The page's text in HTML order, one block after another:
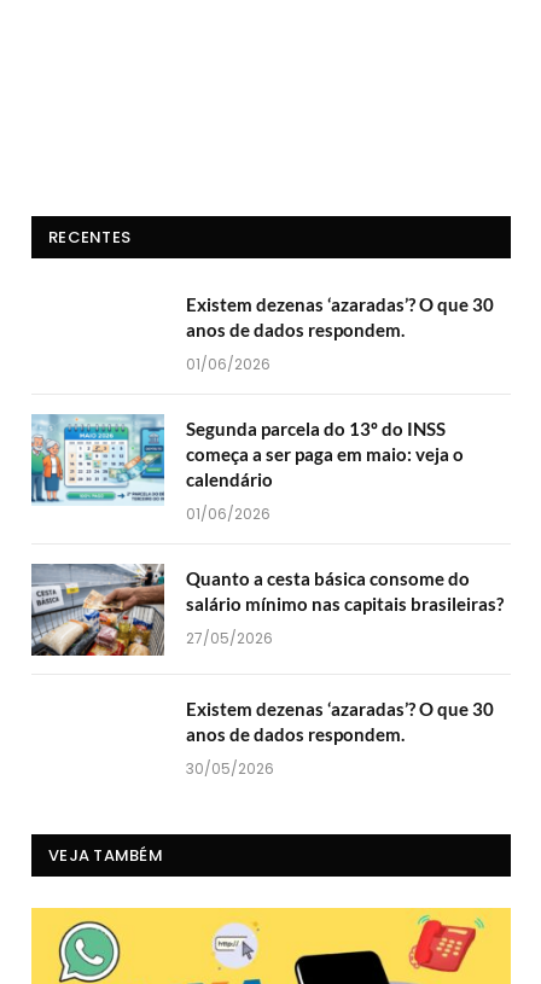
RECENTES
Existem dezenas ‘azaradas’? O que 30
anos de dados respondem.
01/06/2026
Segunda parcela do 13º do INSS
começa a ser paga em maio: veja o
calendário
01/06/2026
Quanto a cesta básica consome do
salário mínimo nas capitais brasileiras?
27/05/2026
Existem dezenas ‘azaradas’? O que 30
anos de dados respondem.
30/05/2026
VEJA TAMBÉM